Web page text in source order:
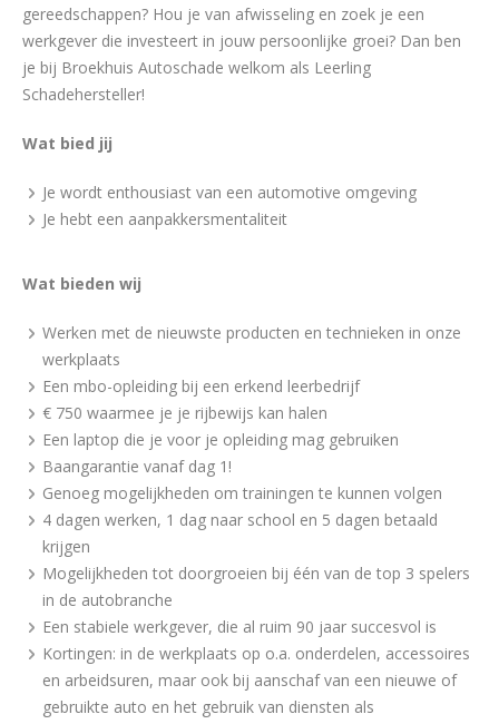
gereedschappen? Hou je van afwisseling en zoek je een
werkgever die investeert in jouw persoonlijke groei? Dan ben
je bij Broekhuis Autoschade welkom als Leerling
Schadehersteller!
Wat bied jij
Je wordt enthousiast van een automotive omgeving
Je hebt een aanpakkersmentaliteit
Wat bieden wij
Werken met de nieuwste producten en technieken in onze
werkplaats
Een mbo-opleiding bij een erkend leerbedrijf
€ 750 waarmee je je rijbewijs kan halen
Een laptop die je voor je opleiding mag gebruiken
Baangarantie vanaf dag 1!
Genoeg mogelijkheden om trainingen te kunnen volgen
4 dagen werken, 1 dag naar school en 5 dagen betaald
krijgen
Mogelijkheden tot doorgroeien bij één van de top 3 spelers
in de autobranche
Een stabiele werkgever, die al ruim 90 jaar succesvol is
Kortingen: in de werkplaats op o.a. onderdelen, accessoires
en arbeidsuren, maar ook bij aanschaf van een nieuwe of
gebruikte auto en het gebruik van diensten als